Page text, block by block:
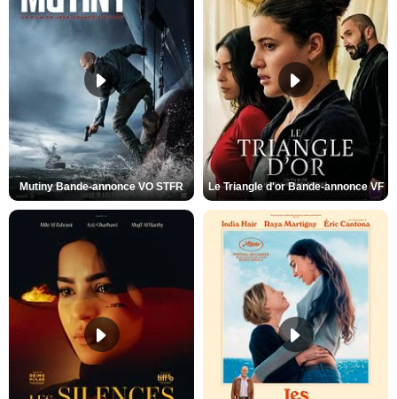
Mutiny Bande-annonce VO STFR Le Triangle d'or Bande-annonce VF